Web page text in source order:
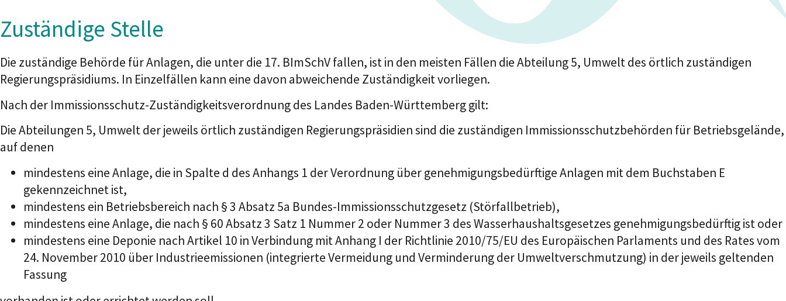
Zuständige Stelle
Die zuständige Behörde für Anlagen, die unter die 17. BImSchV fallen, ist in den meisten Fällen die Abteilung 5, Umwelt des örtlich zuständigen
Regierungspräsidiums. In Einzelfällen kann eine davon abweichende Zuständigkeit vorliegen.
Nach der Immissionsschutz-Zuständigkeitsverordnung des Landes Baden-Württemberg gilt:
Die Abteilungen 5, Umwelt der jeweils örtlich zuständigen Regierungspräsidien sind die zuständigen Immissionsschutzbehörden für Betriebsgelände,
auf denen
mindestens eine Anlage, die in Spalte d des Anhangs 1 der Verordnung über genehmigungsbedürftige Anlagen mit dem Buchstaben E
gekennzeichnet ist,
mindestens ein Betriebsbereich nach § 3 Absatz 5a Bundes-Immissionsschutzgesetz (Störfallbetrieb),
mindestens eine Anlage, die nach § 60 Absatz 3 Satz 1 Nummer 2 oder Nummer 3 des Wasserhaushaltsgesetzes genehmigungsbedürftig ist oder
mindestens eine Deponie nach Artikel 10 in Verbindung mit Anhang I der Richtlinie 2010/75/EU des Europäischen Parlaments und des Rates vom
24. November 2010 über Industrieemissionen (integrierte Vermeidung und Verminderung der Umweltverschmutzung) in der jeweils geltenden
Fassung